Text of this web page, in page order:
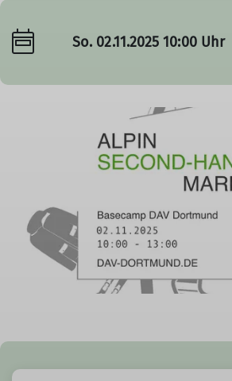
So. 02.11.2025 10:00 Uhr